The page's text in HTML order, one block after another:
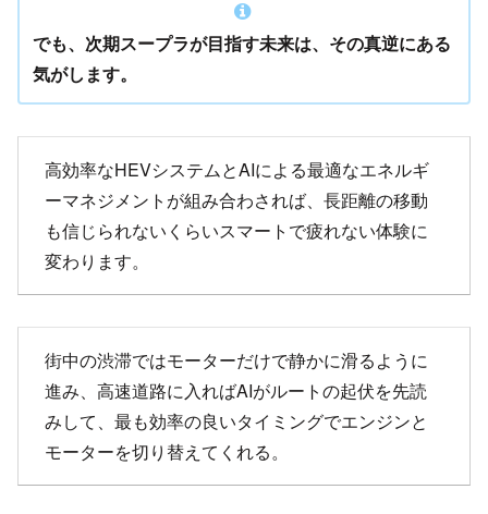
でも、次期スープラが目指す未来は、その真逆にある
気がします。
高効率なHEVシステムとAIによる最適なエネルギ
ーマネジメントが組み合わされば、長距離の移動
も信じられないくらいスマートで疲れない体験に
変わります。
街中の渋滞ではモーターだけで静かに滑るように
進み、高速道路に入ればAIがルートの起伏を先読
みして、最も効率の良いタイミングでエンジンと
モーターを切り替えてくれる。